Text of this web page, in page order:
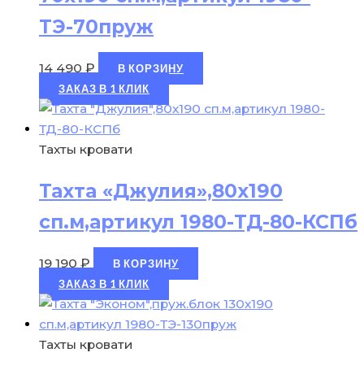
ТЭ-70пруж
14 490 ₽
В КОРЗИНУ
ЗАКАЗ В 1 КЛИК
Тахты кровати
Тахта «Джулия»,80х190
сп.м,артикул 1980-ТД-80-КСПб
19 190 ₽
В КОРЗИНУ
ЗАКАЗ В 1 КЛИК
Тахты кровати